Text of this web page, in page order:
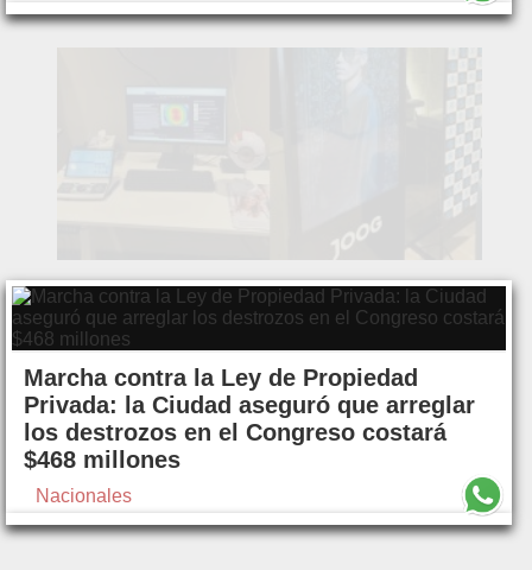
Marcha contra la Ley de Propiedad
Privada: la Ciudad aseguró que arreglar
los destrozos en el Congreso costará
$468 millones
Nacionales